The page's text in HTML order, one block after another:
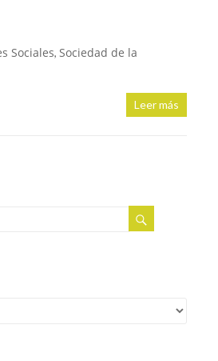
Sociales, Sociedad de la
Leer más